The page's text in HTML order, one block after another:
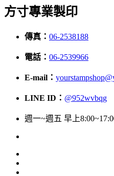
方寸專業製印
傳真： 06-2538188
電話： 06-2539966
E-mail：
LINE ID： @952wvbqg
週一~週五 早上